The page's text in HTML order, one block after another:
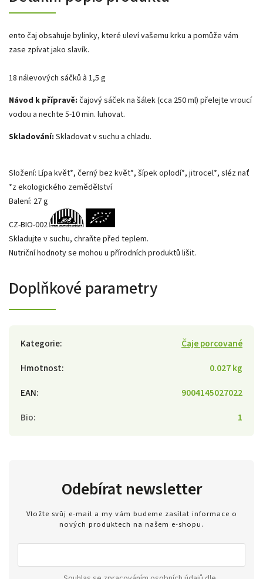
ento čaj obsahuje bylinky, které uleví vašemu krku a pomůže vám
zase zpívat jako slavík.
18 nálevových sáčků à 1,5 g
Návod k přípravě: čajový sáček na šálek (cca 250 ml) přelejte vroucí
vodou a nechte 5-10 min. luhovat.
Skladování: Skladovat v suchu a chladu.
Složení: Lípa květ*, černý bez květ*, šípek oplodí*, jitrocel*, sléz nať
*z ekologického zemědělství
Balení: 27 g
CZ-BIO-002
Skladujte v suchu, chraňte před teplem.
Nutriční hodnoty se mohou u přírodních produktů lišit.
Doplňkové parametry
Kategorie:
Čaje porcované
Hmotnost:
0.027 kg
EAN:
9004145027022
Bio: 1
Odebírat newsletter
Vložte svůj e-mail a my vám budeme zasílat informace o
nových produktech na našem e-shopu.